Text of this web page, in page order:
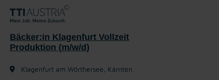
Bäcker:in Klagenfurt Vollzeit
Produktion (m/w/d)
Klagenfurt am Wörthersee, Kärnten